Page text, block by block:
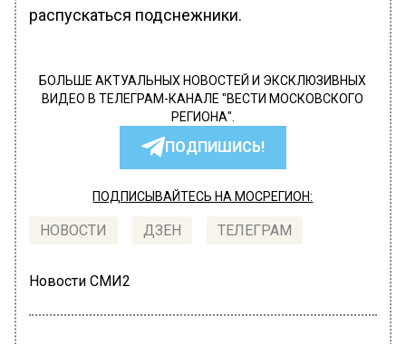
распускаться подснежники.
БОЛЬШЕ АКТУАЛЬНЫХ НОВОСТЕЙ И ЭКСКЛЮЗИВНЫХ
ВИДЕО В ТЕЛЕГРАМ-КАНАЛЕ "ВЕСТИ МОСКОВСКОГО
РЕГИОНА".
ПОДПИШИСЬ!
ПОДПИСЫВАЙТЕСЬ НА МОСРЕГИОН:
НОВОСТИ ДЗЕН ТЕЛЕГРАМ
Новости СМИ2